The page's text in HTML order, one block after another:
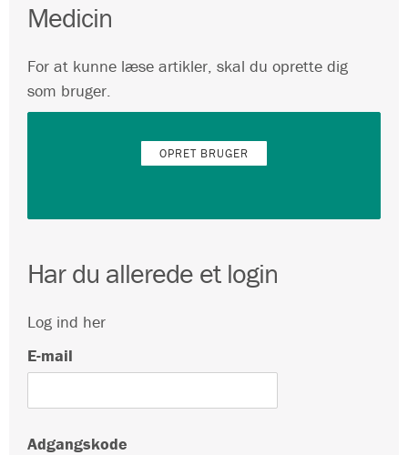
Medicin
For at kunne læse artikler, skal du oprette dig
som bruger.
OPRET BRUGER
Har du allerede et login
Log ind her
E-mail
Adgangskode